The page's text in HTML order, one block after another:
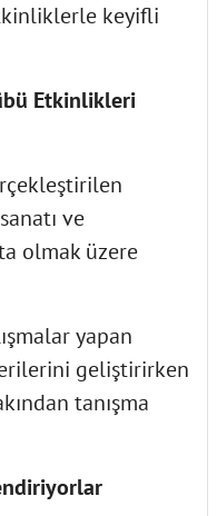
keyifli
Etkinlikleri
ve
olmak üzere
yapan
geliştirirken
tanışma